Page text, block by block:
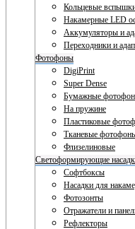
Кольцевые
Накамерные LED
Аккумуляторы и
Переходники и
Фотофоны
DigiPrint
Super Dense
Бумажные
На пружине
Пластиковые
Тканевые
Флизелиновые
Светоформирующие
Софтбоксы
Насадки для
Фотозонты
Отражатели и
Рефлекторы